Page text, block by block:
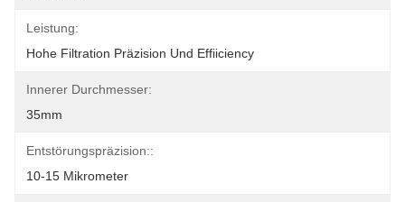
Leistung:
Hohe Filtration Präzision Und Effiiciency
Innerer Durchmesser:
35mm
Entstörungspräzision::
10-15 Mikrometer